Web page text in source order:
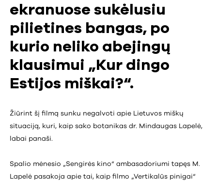
ekranuose sukėlusiu
pilietines bangas, po
kurio neliko abejingų
klausimui „Kur dingo
Estijos miškai?“.
Žiūrint šį filmą sunku negalvoti apie Lietuvos miškų
situaciją, kuri, kaip sako botanikas dr. Mindaugas Lapelė,
labai panaši.
Spalio mėnesio „Sengirės kino“ ambasadoriumi tapęs M.
Lapelė pasakoja apie tai, kaip filmo „Vertikalūs pinigai“